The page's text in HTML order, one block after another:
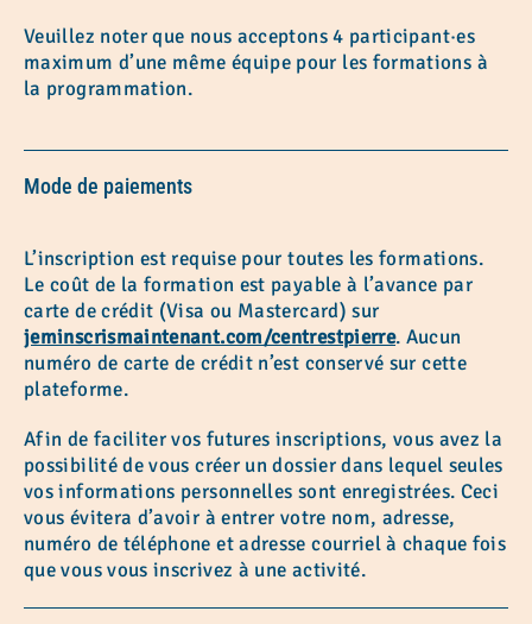
Veuillez noter que nous acceptons 4 participant·es
maximum d’une même équipe pour les formations à
la programmation.
Mode de paiements
L’inscription est requise pour toutes les formations.
Le coût de la formation est payable à l’avance par
carte de crédit (Visa ou Mastercard) sur
jeminscrismaintenant.com/centrestpierre. Aucun
numéro de carte de crédit n’est conservé sur cette
plateforme.
Afin de faciliter vos futures inscriptions, vous avez la
possibilité de vous créer un dossier dans lequel seules
vos informations personnelles sont enregistrées. Ceci
vous évitera d’avoir à entrer votre nom, adresse,
numéro de téléphone et adresse courriel à chaque fois
que vous vous inscrivez à une activité.